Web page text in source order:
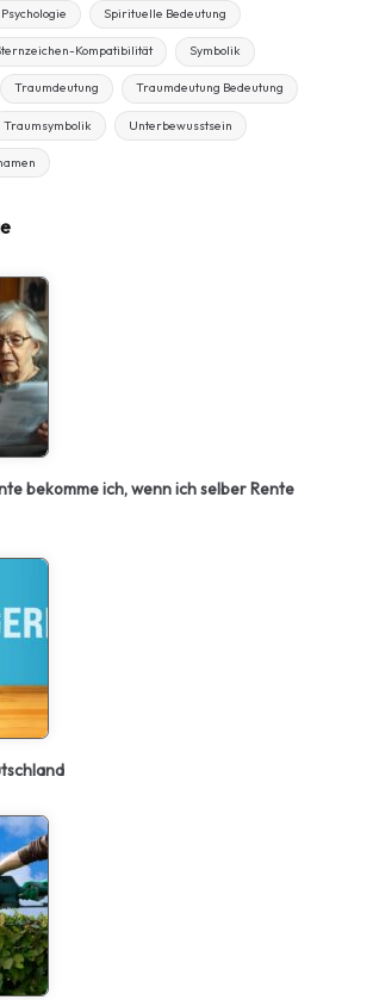
Psychologie Spirituelle Bedeutung
Kompatibilität Symbolik
Traumdeutung Traumdeutung Bedeutung
Traumsymbolik Unterbewusstsein
bekomme ich, wenn ich selber Rente